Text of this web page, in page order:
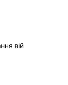
вій